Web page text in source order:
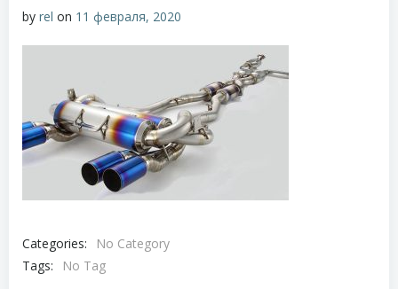
by rel on 11 февраля, 2020
Categories:
No Category
Tags:
No Tag